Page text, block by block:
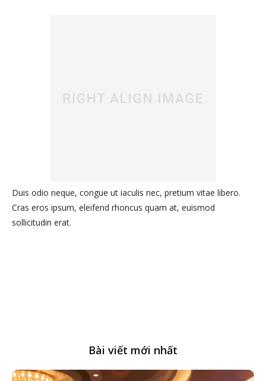
Duis odio neque, congue ut iaculis nec, pretium vitae libero.
Cras eros ipsum, eleifend rhoncus quam at, euismod
sollicitudin erat.
Bài viết mới nhất